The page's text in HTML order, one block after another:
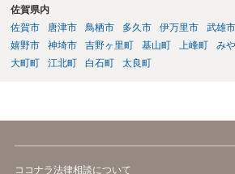
佐賀県内
佐賀市
唐津市 鳥栖市 多久市 伊万里市 武雄市
嬉野市
神埼市 吉野ヶ里町 基山町 上峰町 み
大町町
江北町 白石町 太良町
ココナラ法律相談について